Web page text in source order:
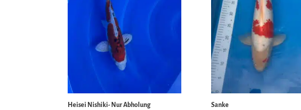
Heisei Nishiki- Nur Abholung Sanke